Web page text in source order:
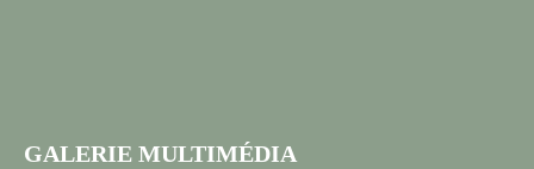
GALERIE MULTIMÉDIA